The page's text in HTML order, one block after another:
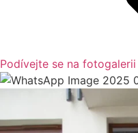
Podívejte se na fotogalerii